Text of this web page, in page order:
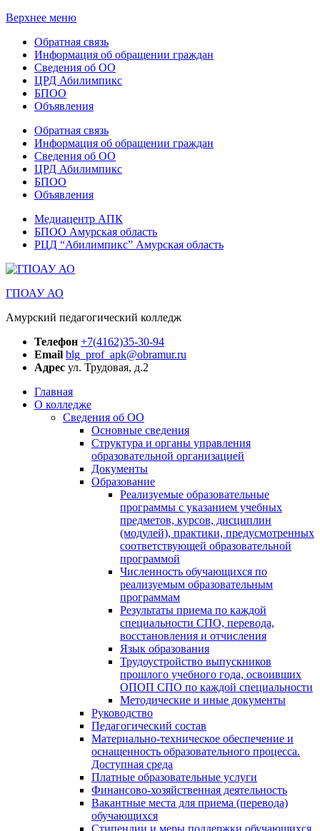
Верхнее меню
Обратная связь
Информация об обращении граждан
Сведения об ОО
ЦРД Абилимпикс
БПОО
Объявления
Обратная связь
Информация об обращении граждан
Сведения об ОО
ЦРД Абилимпикс
БПОО
Объявления
Медиацентр АПК
БПОО Амурская область
РЦД “Абилимпикс” Амурская область
ГПОАУ АО
Амурский педагогический колледж
Телефон +7(4162)35-30-94
Email blg_prof_apk@obramur.ru
Адрес ул. Трудовая, д.2
Главная
О колледже
Сведения об ОО
Основные сведения
Структура и органы управления
образовательной организацией
Документы
Образование
Реализуемые образовательные
программы с указанием учебных
предметов, курсов, дисциплин
(модулей), практики, предусмотренных
соответствующей образовательной
программой
Численность обучающихся по
реализуемым образовательным
программам
Результаты приема по каждой
специальности СПО, перевода,
восстановления и отчисления
Язык образования
Трудоустройство выпускников
прошлого учебного года, освоивших
ОПОП СПО по каждой специальности
Методические и иные документы
Руководство
Педагогический состав
Материально-техническое обеспечение и
оснащенность образовательного процесса.
Доступная среда
Платные образовательные услуги
Финансово-хозяйственная деятельность
Вакантные места для приема (перевода)
обучающихся
Стипендии и меры поддержки обучающихся